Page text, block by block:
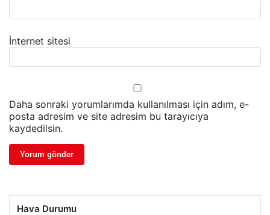
İnternet sitesi
Daha sonraki yorumlarımda kullanılması için adım, e-
posta adresim ve site adresim bu tarayıcıya
kaydedilsin.
Hava Durumu